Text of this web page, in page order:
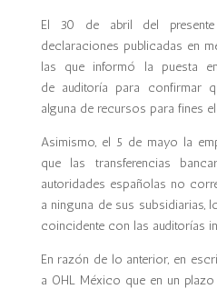
El 30 de abril del
declaraciones publicadas en
las que informó la puesta
de auditoría para confirmar
alguna de recursos para fines
Asimismo, el 5 de mayo la
que las transferencias
autoridades españolas no
a ninguna de sus subsidiarias,
coincidente con las auditorías
En razón de lo anterior, en
a OHL México que en un